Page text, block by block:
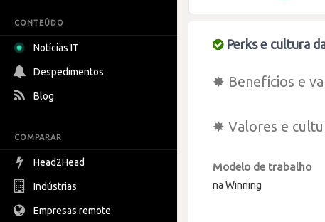
CONTEÚDO
Notícias IT
Despedimentos
Blog
COMPARAR
Head2Head
Indústrias
Empresas remote
Perks e cultura
✸ Benefícios e
✸ Valores e
Modelo de trabalho
na Winning